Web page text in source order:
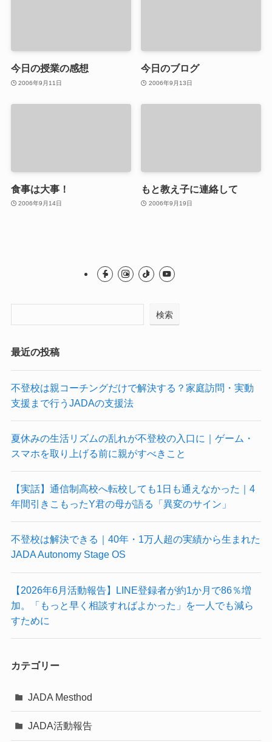
今日の授業の感想
2006年9月11日
今日のブログ
2006年9月13日
食事は大事！
2006年9月14日
もと教え子に連絡して
2006年9月19日
検索
最近の投稿
不登校は親コーチングだけで解決する？家庭訪問・実動
支援まで行うJADAの支援法
夏休みの生活リズムの乱れが不登校の入口に｜ゲーム・
スマホを取り上げる前に親がすべきこと
【実話】通信制高校へ転校しても1日も通えなかった｜4
年間引きこもったY君の母が語る「異変のサイン」
不登校は解決できる｜40年・1万人超の実績から生まれた
JADA Autonomy Stage OS
【2026年6月活動報告】LINE登録者が約1か月で86％増
加。「もっと早く相談すればよかった」を一人でも減ら
すために
カテゴリー
JADA Mesthod
JADA活動報告